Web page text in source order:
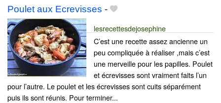
Poulet aux Ecrevisses -
lesrecettesdejosephine
C’est une recette assez ancienne un
peu compliquée à réaliser ,mais c’est
une merveille pour les papilles. Poulet
et écrevisses sont vraiment faits l’un
pour l’autre. Le poulet et les écrevisses sont cuits séparément
puis ils sont réunis. Pour terminer...